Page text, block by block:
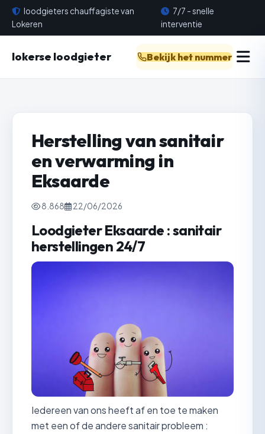
loodgieters chauffagiste van
Lokeren
7/7 - snelle
interventie
lokerse loodgieter Bekijk het nummer
Herstelling van sanitair
en verwarming in
Eksaarde
8.868 22/06/2026
Loodgieter Eksaarde : sanitair
herstellingen 24/7
Iedereen van ons heeft af en toe te maken
met een of de andere sanitair probleem :